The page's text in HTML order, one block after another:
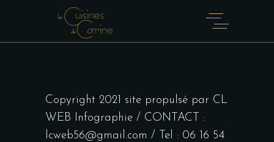
Copyright 2021 site propulsé par CL
WEB Infographie / CONTACT :
lcweb56@gmail.com / Tel : 06 16 54